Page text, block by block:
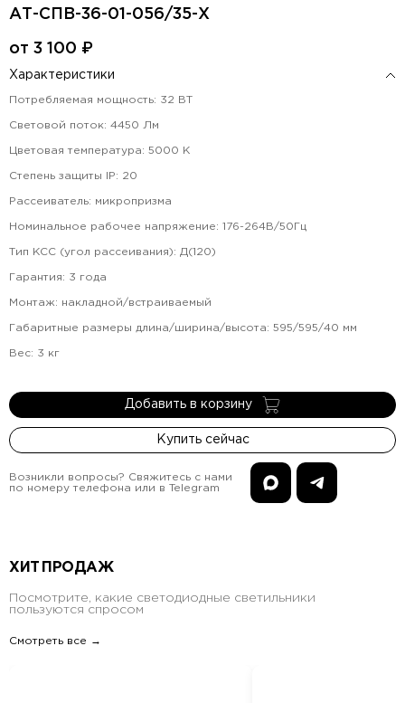
АТ-СПВ-36-01-056/35-Х
от 3 100 ₽
Характеристики
Потребляемая мощность: 32 ВТ
Световой поток: 4450 Лм
Цветовая температура: 5000 К
Степень защиты IP: 20
Рассеиватель: микропризма
Номинальное рабочее напряжение: 176-264В/50Гц
Тип КСС (угол рассеивания): Д(120)
Гарантия: 3 года
Монтаж: накладной/встраиваемый
Габаритные размеры длина/ширина/высота: 595/595/40 мм
Вес: 3 кг
Добавить в корзину
Купить сейчас
Возникли вопросы? Свяжитесь с нами
по номеру телефона или в Telegram
ХИТ ПРОДАЖ
Посмотрите, какие светодиодные светильники
пользуются спросом
Смотреть все →